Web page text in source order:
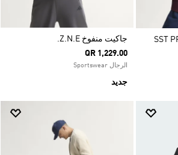
جاكيت منفوخ Z.N.E.
QR 1,229.00
الرجال Sportswear
جديد